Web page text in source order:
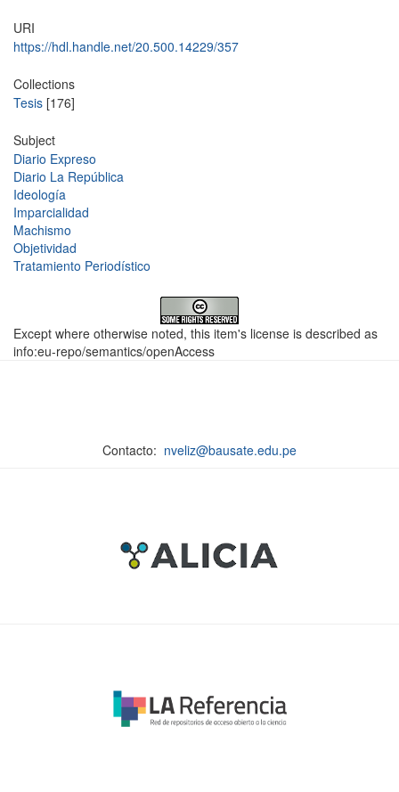
URI
https://hdl.handle.net/20.500.14229/357
Collections
Tesis [176]
Subject
Diario Expreso
Diario La República
Ideología
Imparcialidad
Machismo
Objetividad
Tratamiento Periodístico
Except where otherwise noted, this item's license is described as
info:eu-repo/semantics/openAccess
Contacto: nveliz@bausate.edu.pe